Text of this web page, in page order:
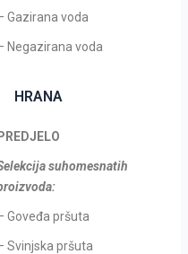
Gazirana voda
Negazirana voda
HRANA
PREDJELO
suhomesnatih
Goveđa pršuta
Svinjska pršuta